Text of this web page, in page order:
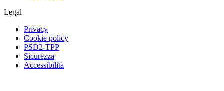
Legal
Privacy
Cookie policy
PSD2-TPP
Sicurezza
Accessibilità